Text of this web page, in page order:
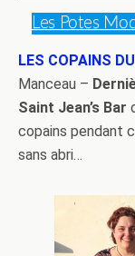
Les Potes
LES COPAINS
Manceau –
Saint Jean’s Bar
copains pendant
sans abri…